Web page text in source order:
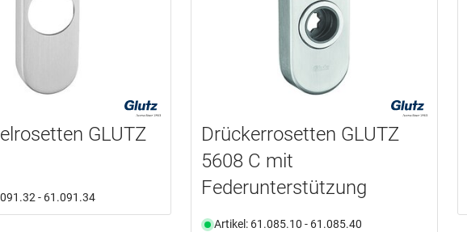
GLUTZ
- 61.091.34
Drückerrosetten GLUTZ
5608 C mit
Federunterstützung
Artikel: 61.085.10 - 61.085.40